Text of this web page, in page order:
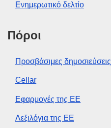
Ενημερωτικό δελτίο
Πόροι
Προσβάσιμες δημοσιεύσεις
Cellar
Εφαρμογές της ΕΕ
Λεξιλόγια της ΕΕ